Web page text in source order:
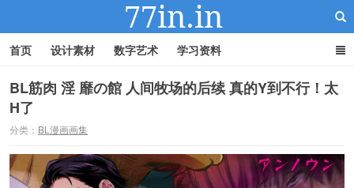
首页 设计素材 数字艺术 学习资料
BL筋肉 淫 靡の館 人间牧场的后续 真的Y到不行！太
H了
分类： BL漫画画集